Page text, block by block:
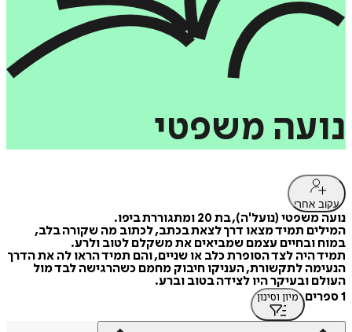
נועה משפטי
עקוב אחרי
נועה משפטי (נועל'ה), בת 20 ומתגוררת ביפו.
המילים תמיד מצאו דרך לצאת בכתב, לכתוב מה שקורה בלב,
במוח ובחיים עצמם שמביאים את משקלם לטוב ולרע.
תמיד היה לצד הסופרת כלב או שניים, והם תמיד הראו לה את הדרך
הנעימה לתקשורת, העניקו חיבוק מחמם כשהרגישה לבד מול
העולם ובעיקר היו לצידה בטוב וברע.
1 ספרים
מיון וסינון